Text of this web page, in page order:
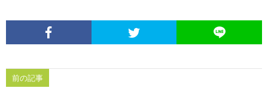
前の記事